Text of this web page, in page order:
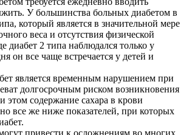
У большинства больных диабетом в
который является в значительной мере
веса и отсутствия физической
диабет 2 типа наблюдался только у
он все чаще встречается у детей и
является временным нарушением при
долгосрочным риском возникновения
этом содержание сахара в крови
все же ниже показателей, при которых
привести к осложнениям во многих